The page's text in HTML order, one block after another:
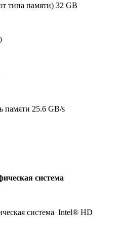
типа памяти) 32 GB
памяти 25.6 GB/s
система
система Intel® HD